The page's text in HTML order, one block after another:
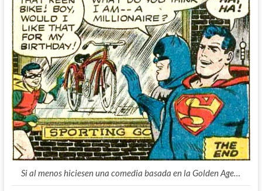
Si al menos hiciesen una comedia basada en la Golden Age…